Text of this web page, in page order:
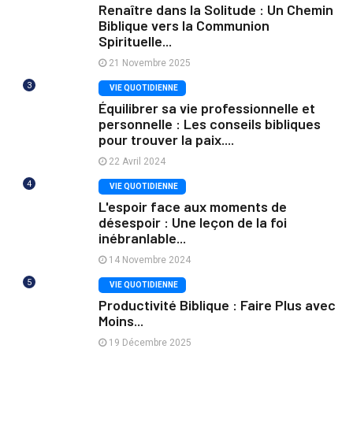
Renaître dans la Solitude : Un Chemin
Biblique vers la Communion
Spirituelle...
21 Novembre 2025
3 VIE QUOTIDIENNE
Équilibrer sa vie professionnelle et
personnelle : Les conseils bibliques
pour trouver la paix....
22 Avril 2024
4 VIE QUOTIDIENNE
L'espoir face aux moments de
désespoir : Une leçon de la foi
inébranlable...
14 Novembre 2024
5 VIE QUOTIDIENNE
Productivité Biblique : Faire Plus avec
Moins...
19 Décembre 2025